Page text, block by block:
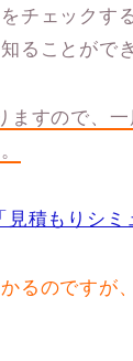
チェックす
ることがで
ますので、
積もりシミ
るのですが